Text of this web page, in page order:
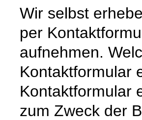
Wir selbst
per
aufnehmen.
Kontaktformular
Kontaktformular
zum Zweck der